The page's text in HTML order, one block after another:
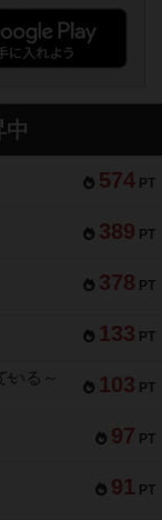
中
574 PT
389 PT
378 PT
133 PT
103 PT
る～
97 PT
91 PT